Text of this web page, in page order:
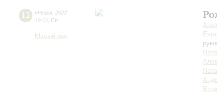
12 января 2022
19:00 Ср
Малый зал